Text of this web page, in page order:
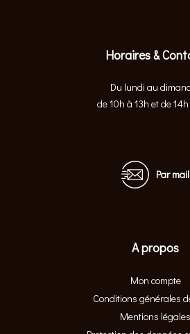
Horaires &
Du lundi au
de 10h à 13h et de
Par mail
A propos
Mon compte
Conditions générales
Mentions légales